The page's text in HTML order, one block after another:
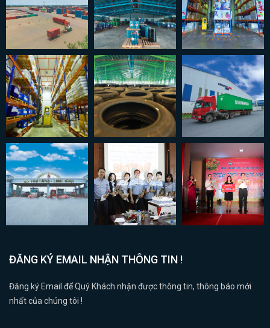
ĐĂNG KÝ EMAIL NHẬN THÔNG TIN !
Đăng ký Email để Quý Khách nhận được thông tin, thông báo mới
nhất của chúng tôi !